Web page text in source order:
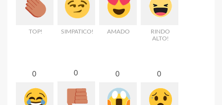
TOP! SIMPATICO! AMADO
RINDO
ALTO!
0 0 0 0